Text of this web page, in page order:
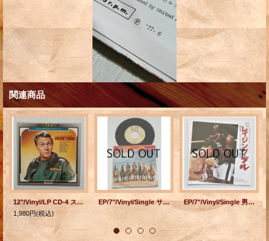
関連商品
12"/Vinyl/LP CD-4 スペクタクル・サウンド/スクリーン・マーチ 演奏＝宮間利之とニュー・ハード
1,980円(税込)
EP/7"/Vinyl/Single サントラ盤 ベリー・ベスト映画音楽シリーズ”THE MAGNIFICENT SEVEN 荒野の七人/ON THE MOVE 続・荒野の七人" Composed &Conducted by ELMER BERSTEIN エルマー・バーンスティン (1974) UNITED ARTISTS RECORDS EP/7"/Vinyl/Single 男は誰でも一人ぼっちのボクサー！ ”映画 『レイジング・ブル』主題歌 カヴァレリア・ルスティカーナの間奏曲/ 映画『チャンス』挿入曲 ツァラトゥストラはかく語りき” リチャード・ハミルトン・オーケストラ/ ニール・ノーマン・オーケストラ (1981) SEVEN SEAS